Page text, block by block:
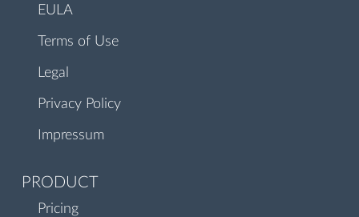
EULA
Terms of Use
Legal
Privacy Policy
Impressum
PRODUCT
Pricing